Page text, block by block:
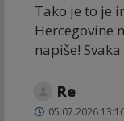
Tako je to je
Hercegovine
napiše!
Re
05.07.2026